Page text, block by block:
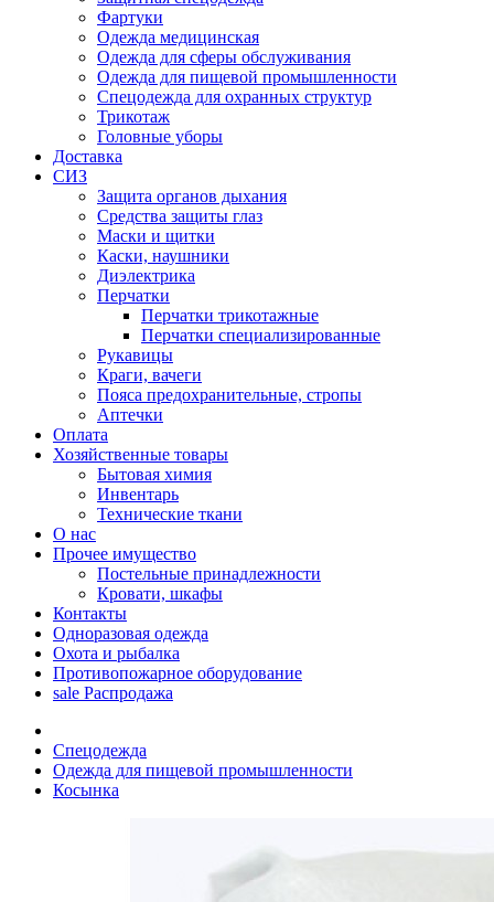
Фартуки
Одежда медицинская
Одежда для сферы обслуживания
Одежда для пищевой промышленности
Спецодежда для охранных структур
Трикотаж
Головные уборы
Доставка
СИЗ
Защита органов дыхания
Средства защиты глаз
Маски и щитки
Каски, наушники
Диэлектрика
Перчатки
Перчатки трикотажные
Перчатки специализированные
Рукавицы
Краги, вачеги
Пояса предохранительные, стропы
Аптечки
Оплата
Хозяйственные товары
Бытовая химия
Инвентарь
Технические ткани
О нас
Прочее имущество
Постельные принадлежности
Кровати, шкафы
Контакты
Одноразовая одежда
Охота и рыбалка
Противопожарное оборудование
sale Распродажа
Спецодежда
Одежда для пищевой промышленности
Косынка